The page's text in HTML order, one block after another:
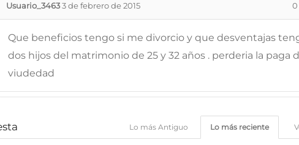
Usuario_34633 de febrero de 2015 0
Que beneficios tengo si me divorcio y que desventajas
dos hijos del matrimonio de 25 y 32 años . perderia la paga
viudedad
Lo más reciente
Lo más Antiguo